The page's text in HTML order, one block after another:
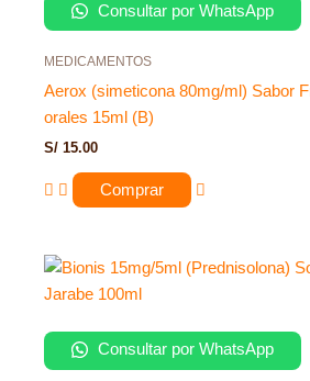
Consultar por WhatsApp
MEDICAMENTOS
Aerox (simeticona 80mg/ml) Sabor
orales 15ml (B)
S/ 15.00
Comprar
Consultar por WhatsApp